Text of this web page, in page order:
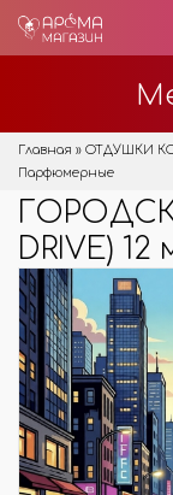
Главная » ОТДУШКИ
Парфюмерные
DRIVE) 12